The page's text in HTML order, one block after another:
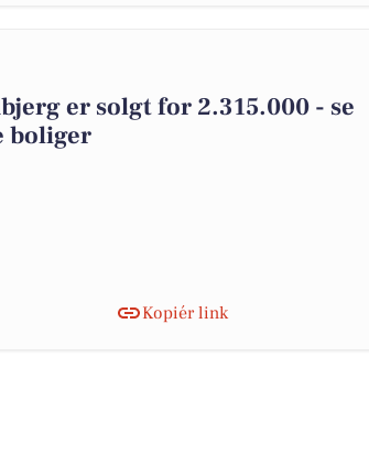
er solgt for 2.315.000 - se
boliger
Kopiér link